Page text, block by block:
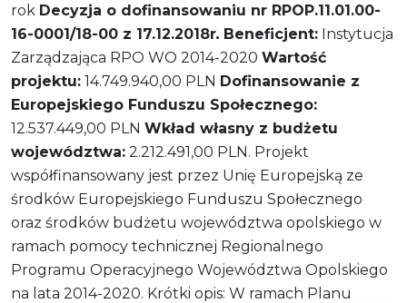
rok Decyzja o dofinansowaniu nr RPOP.11.01.00-
16-0001/18-00 z 17.12.2018r. Beneficjent: Instytucja
Zarządzająca RPO WO 2014-2020 Wartość
projektu: 14.749.940,00 PLN Dofinansowanie z
Europejskiego Funduszu Społecznego:
12.537.449,00 PLN Wkład własny z budżetu
województwa: 2.212.491,00 PLN. Projekt
współfinansowany jest przez Unię Europejską ze
środków Europejskiego Funduszu Społecznego
oraz środków budżetu województwa opolskiego w
ramach pomocy technicznej Regionalnego
Programu Operacyjnego Województwa Opolskiego
na lata 2014-2020. Krótki opis: W ramach Planu